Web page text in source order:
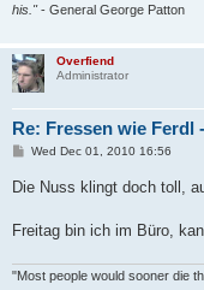
his."- General George Patton
Overfiend
Administrator
Re: Fressen wie
P
t
Wed Dec 01, 2010 16:56
Die Nuss klingt doch toll,
Freitag bin ich im Büro,
"Most people would sooner die